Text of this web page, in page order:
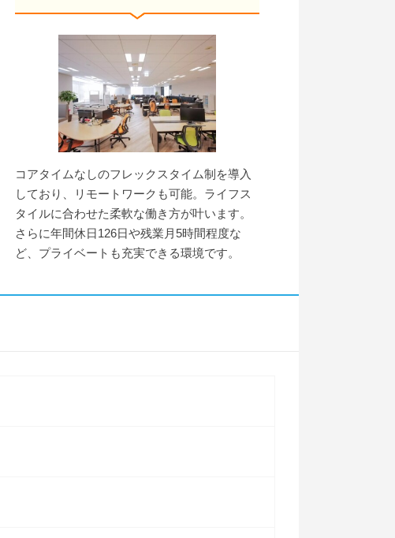
コアタイムなしのフレックスタイム制を導入
しており、リモートワークも可能。ライフス
タイルに合わせた柔軟な働き方が叶います。
さらに年間休日126日や残業月5時間程度な
ど、プライベートも充実できる環境です。